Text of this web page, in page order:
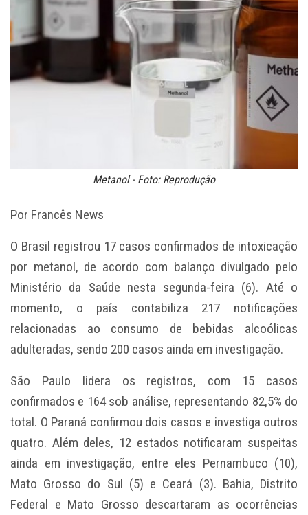
Metanol - Foto: Reprodução
Por Francês News
O Brasil registrou 17 casos confirmados de intoxicação
por metanol, de acordo com balanço divulgado pelo
Ministério da Saúde nesta segunda-feira (6). Até o
momento, o país contabiliza 217 notificações
relacionadas ao consumo de bebidas alcoólicas
adulteradas, sendo 200 casos ainda em investigação.
São Paulo lidera os registros, com 15 casos
confirmados e 164 sob análise, representando 82,5% do
total. O Paraná confirmou dois casos e investiga outros
quatro. Além deles, 12 estados notificaram suspeitas
ainda em investigação, entre eles Pernambuco (10),
Mato Grosso do Sul (5) e Ceará (3). Bahia, Distrito
Federal e Mato Grosso descartaram as ocorrências